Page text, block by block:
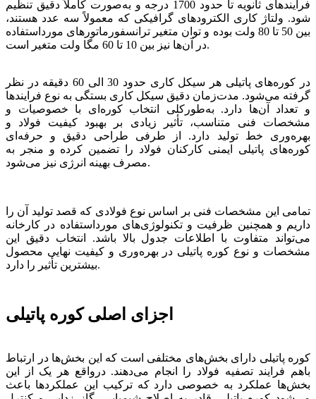
فرایندهای ثانویه تا حدود 1700 درجه و به‌صورت کاملاً دقیق تنظیم
شود. ولتاژ کاری الکترودهای گرافیکی که معمولاً سه عدد هستند،
بین 50 تا 80 ولت بوده و توان متغیر ترانسفورماتورهای مورداستفاده
در آن‌ها نیز بین 10 تا 60 مگا ولت متغیر است.
در کوره‌های پاتیلی هر سیکل کاری حدود 30 الی 60 دقیقه در نظر
گرفته می‌شود. مدت‌زمان دقیق سیکل کاری بستگی به نوع فرایندها
و تعداد آن‌ها دارد. به‌طورکلی انتخاب کوره‌ای با خصوصیات و
مشخصات فنی متناسب، تأثیر زیادی بر بهبود کیفیت فولاد و
بهره‌وری خط تولید دارد. از طرفی طراحی دقیق و حرفه‌ای
کوره‌های پاتیلی ایمنی کارکنان فولاد را تضمین کرده و منجر به
مصرف بهینه انرژی نیز می‌شود.
تمامی این مشخصات فنی بر اساس نوع فولادی که قصد تولید آن را
داریم و همچنین ظرفیت و تکنولوژی‌های مورداستفاده در کارخانه
می‌تواند متفاوت با اطلاعات جدول بالا باشد. انتخاب دقیق این
مشخصات و نوع کوره پاتیلی در بهره‌وری و کیفیت نهایی محصول
بیشترین تأثیر را دارد.
اجزای اصلی کوره پاتیلی
کوره پاتیلی دارای بخش‌های مختلفی است که این بخش‌ها در ارتباط
باهم فرایند تصفیه فولاد را انجام می‌دهند. درواقع هر یک از این
بخش‌ها عملکرد به خصوصی دارد که ترکیب این عملکردها باعث